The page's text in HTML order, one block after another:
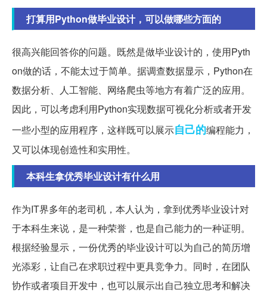
打算用Python做毕业设计，可以做哪些方面的
很高兴能回答你的问题。既然是做毕业设计的，使用Pyth
on做的话，不能太过于简单。据调查数据显示，Python在
数据分析、人工智能、网络爬虫等地方有着广泛的应用。
因此，可以考虑利用Python实现数据可视化分析或者开发
一些小型的应用程序，这样既可以展示自己的编程能力，
又可以体现创造性和实用性。
本科生拿优秀毕业设计有什么用
作为IT界多年的老司机，本人认为，拿到优秀毕业设计对
于本科生来说，是一种荣誉，也是自己能力的一种证明。
根据经验显示，一份优秀的毕业设计可以为自己的简历增
光添彩，让自己在求职过程中更具竞争力。同时，在团队
协作或者项目开发中，也可以展示出自己独立思考和解决